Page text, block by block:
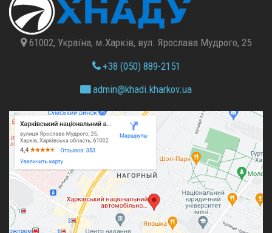
61002, Україна, м.Харків, вул. Ярослава Мудрого, 25
+38 (050) 889-2151
admin@khadi.kharkov.ua